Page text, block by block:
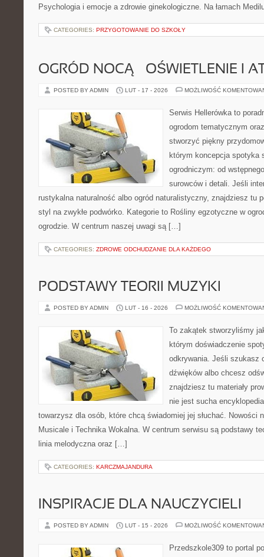
Psychologia i emocje a zdrowie ginekologiczne. Na łamach
CATEGORIES: PRZYGOTOWANIE DO SZKOŁY
OGRÓD NOCĄ – OŚWIETLENIE I
POSTED BY ADMIN LUT - 17 - 2026 MOŻLIWOŚĆ
Serwis Hellerówka to
ogrodom tematycznym
stworzyć piękny
którym koncepcja spotyka
ogrodniczym: od
surowców i detali. Jeśli
rustykalna naturalność albo ogród naturalistyczny, znajdziesz tu
styl na zwykłe podwórko. Kategorie to Rośliny egzotyczne w
ogrodzie. W centrum naszej uwagi są […]
CATEGORIES: ZDROWE ODCHUDZANIE DLA KAŻDEGO
PODSTAWY TEORII MUZYKI
POSTED BY ADMIN LUT - 16 - 2026 MOŻLIWOŚĆ
To zakątek stworzyliśmy
którym doświadczenie
odkrywania. Jeśli szukasz
dźwięków albo chcesz
znajdziesz tu materiały
nie jest sucha
towarzysz dla osób, które chcą świadomiej jej słuchać. Nowości
Musicale i Technika Wokalna. W centrum serwisu są podstawy
linia melodyczna oraz […]
CATEGORIES: KARCZMAJANDURA
INSPIRACJE DLA NAUCZYCIELI
POSTED BY ADMIN LUT - 15 - 2026 MOŻLIWOŚĆ
Przedszkole309 to portal